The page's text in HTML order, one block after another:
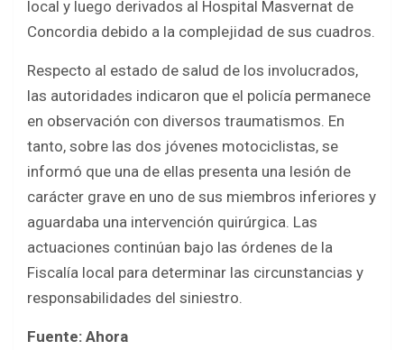
local y luego derivados al Hospital Masvernat de
Concordia debido a la complejidad de sus cuadros.
Respecto al estado de salud de los involucrados,
las autoridades indicaron que el policía permanece
en observación con diversos traumatismos. En
tanto, sobre las dos jóvenes motociclistas, se
informó que una de ellas presenta una lesión de
carácter grave en uno de sus miembros inferiores y
aguardaba una intervención quirúrgica. Las
actuaciones continúan bajo las órdenes de la
Fiscalía local para determinar las circunstancias y
responsabilidades del siniestro.
Fuente: Ahora